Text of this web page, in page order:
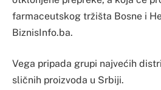
farmaceutskog tržišta Bosne i
BiznisInfo.ba.
Vega pripada grupi najvećih
sličnih proizvoda u Srbiji.